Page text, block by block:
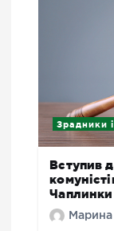
Зрадники
Вступив
Чаплинки